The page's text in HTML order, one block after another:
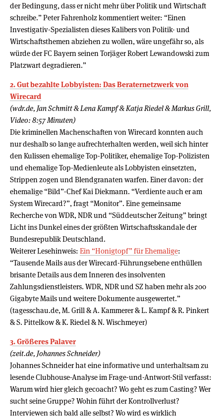
der Bedingung, dass er nicht mehr über Politik und Wirtschaft
schreibe.” Peter Fahrenholz kommentiert weiter: “Einen
Investigativ-Spezialisten dieses Kalibers von Politik- und
Wirtschaftsthemen abziehen zu wollen, wäre ungefähr so, als
würde der FC Bayern seinen Torjäger Robert Lewandowski zum
Platzwart degradieren.”
2. Gut bezahlte Lobbyisten: Das Beraternetzwerk von
Wirecard
(wdr.de, Jan Schmitt & Lena Kampf & Katja Riedel & Markus Grill,
Video: 8:57 Minuten)
Die kriminellen Machenschaften von Wirecard konnten auch
nur deshalb so lange aufrechterhalten werden, weil sich hinter
den Kulissen ehemalige Top-Politiker, ehemalige Top-Polizisten
und ehemalige Top-Medienleute als Lobbyisten einsetzten,
Strippen zogen und Blendgranaten warfen. Einer davon: der
ehemalige “Bild”-Chef Kai Diekmann. “Verdiente auch er am
System Wirecard?”, fragt “Monitor”. Eine gemeinsame
Recherche von WDR, NDR und “Süddeutscher Zeitung” bringt
Licht ins Dunkel eines der größten Wirtschaftsskandale der
Bundesrepublik Deutschland.
Weiterer Lesehinweis: Ein “Honigtopf” für Ehemalige:
“Tausende Mails aus der Wirecard-Führungsebene enthüllen
brisante Details aus dem Inneren des insolventen
Zahlungsdienstleisters. WDR, NDR und SZ haben mehr als 200
Gigabyte Mails und weitere Dokumente ausgewertet.”
(tagesschau.de, M. Grill & A. Kammerer & L. Kampf & R. Pinkert
& S. Pittelkow & K. Riedel & N. Wischmeyer)
3. Größeres Palaver
(zeit.de, Johannes Schneider)
Johannes Schneider hat eine informative und unterhaltsam zu
lesende Clubhouse-Analyse im Frage-und-Antwort-Stil verfasst:
Warum wird hier gleich gecoacht? Wo geht es zum Casting? Wer
sucht seine Gruppe? Wohin führt der Kontrollverlust?
Interviewen sich bald alle selbst? Wo wird es wirklich